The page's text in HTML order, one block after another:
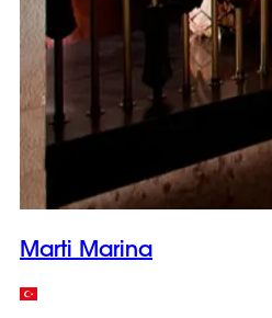
Marti Marina